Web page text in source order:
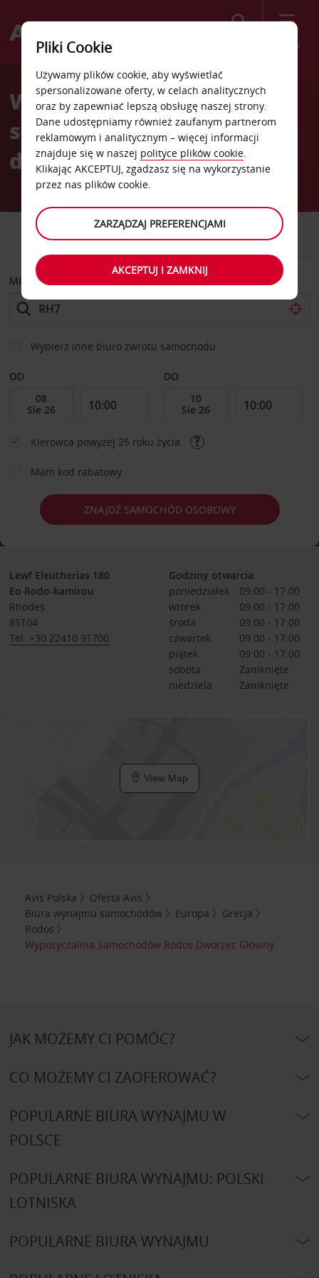
Menu
Welcome
AvisWypożyczalnia
samochodów Rodos
dworzec główny
SAMOCHÓD
SAMOCHÓD
DOSTAWCZY
MIEJSCE ODBIORU
Wybierz inne biuro zwrotu samochodu
OD DO
Kierowca powyżej 25 roku życia
Mam kod rabatowy
ZNAJDŹ SAMOCHÓD OSOBOWY
Lewf Eleutherias 180
Eo Rodo-kamirou
Rhodes
85104
Tel. +30 22410 91700
Godziny otwarcia
poniedziałek
09:00 - 17:00
wtorek
09:00 - 17:00
środa
09:00 - 17:00
czwartek
09:00 - 17:00
piątek
09:00 - 17:00
sobota
Zamknięte
niedziela
Zamknięte
View Map
Avis Polska
Oferta Avis
Biura wynajmu samochodów
Europa
Grecja
Rodos
Wypożyczalnia Samochodów Rodos Dworzec Główny
JAK MOŻEMY CI POMÓC?
CO MOŻEMY CI ZAOFEROWAĆ?
POPULARNE BIURA WYNAJMU W
POLSCE
POPULARNE BIURA WYNAJMU: POLSKI
LOTNISKA
POPULARNE BIURA WYNAJMU
Pliki Cookie
Używamy plików cookie, aby wyświetlać
spersonalizowane oferty, w celach analitycznych
oraz by zapewniać lepszą obsługę naszej strony.
Dane udostępniamy również zaufanym partnerom
reklamowym i analitycznym – więcej informacji
znajduje się w naszej polityce plików cookie.
Klikając AKCEPTUJ, zgadzasz się na wykorzystanie
przez nas plików cookie.
ZARZĄDZAJ PREFERENCJAMI
AKCEPTUJ I ZAMKNIJ